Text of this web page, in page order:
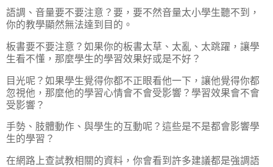
語調、音量要不要注意？要，要不然音量太小學生聽不到，
你的教學顯然無法達到目的。
板書要不要注意？如果你的板書太草、太亂、太跳躍，讓學
生看不懂，那麼學生的學習效果好或是不好？
目光呢？如果學生覺得你都不正眼看他一下，讓他覺得你都
忽視他，那麼他的學習心情會不會受影響？學習效果會不會
受影響？
手勢、肢體動作、與學生的互動呢？這些是不是都會影響學
生的學習？
在網路上查試教相關的資料，你會看到許多建議都是強調語